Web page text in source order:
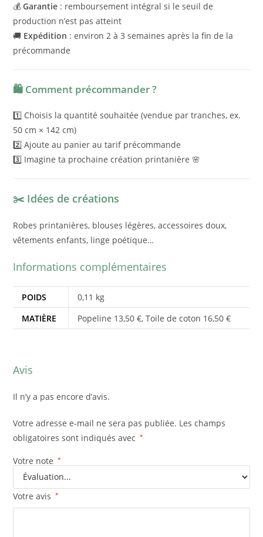
💰Garantie : remboursement intégral si le seuil de
production n’est pas atteint
🚚 Expédition : environ 2 à 3 semaines après la fin de la
précommande
🛍️ Comment précommander ?
1️⃣ Choisis la quantité souhaitée (vendue par tranches, ex.
50 cm × 142 cm)
2️⃣ Ajoute au panier au tarif précommande
3️⃣ Imagine ta prochaine création printanière 🌸
✂️ Idées de créations
Robes printanières, blouses légères, accessoires doux,
vêtements enfants, linge poétique…
Informations complémentaires
POIDS
0,11 kg
MATIÈRE
Popeline 13,50 €, Toile de coton 16,50 €
Avis
Il n’y a pas encore d’avis.
Votre adresse e-mail ne sera pas publiée. Les champs
obligatoires sont indiqués avec
*
Votre note *
Votre avis *